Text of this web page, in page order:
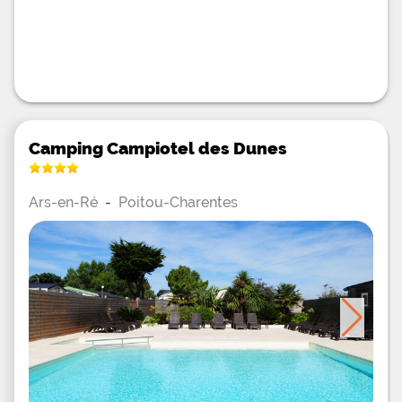
Camping Campiotel des Dunes
Ars-en-Ré - Poitou-Charentes